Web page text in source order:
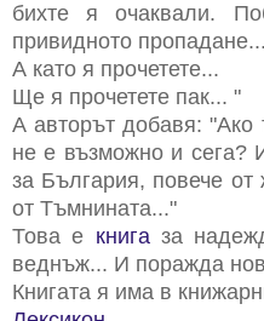
бихте я очаквали.
привидното пропадане...
А като я прочетете...
Ще я прочетете пак... "
А авторът добавя:
не е възможно и сега?
за България, повече
от Тъмнината..."
Това е книгаза
веднъж... И поражда
Книгата я има в